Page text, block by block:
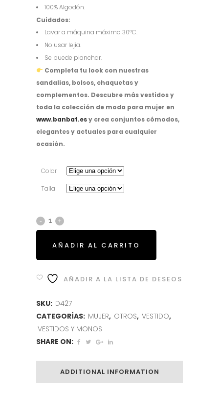
100% Algodón.
Cuidados:
Lavar a máquina máximo 30ºC.
No usar lejía.
Se puede planchar.
Completa tu look con nuestras
sandalias, bolsos, chaquetas y
complementos. Descubre más vestidos y
toda la colección de moda para mujer en
www.banbat.esy crea conjuntos cómodos,
elegantes y actuales para cualquier
ocasión.
Color
Talla
AÑADIR AL CARRITO
AÑADIR A LA LISTA DE DESEOS
SKU: D427
CATEGORÍAS: MUJER, OTROS, VESTIDO,
VESTIDOS Y MONOS
SHARE ON:
ADDITIONAL INFORMATION